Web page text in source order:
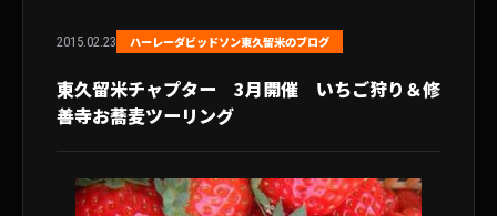
2015.02.23 ハーレーダビッドソン東久留米のブログ
東久留米チャプター 3月開催 いちご狩り＆修
善寺お蕎麦ツーリング